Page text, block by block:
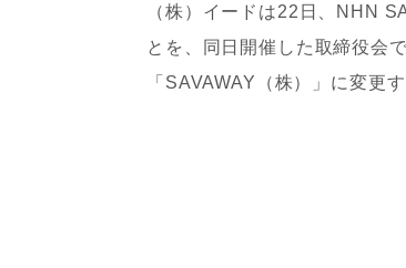
（株）イードは22日、NHN
とを、同日開催した取締役会
「SAVAWAY（株）」に変更